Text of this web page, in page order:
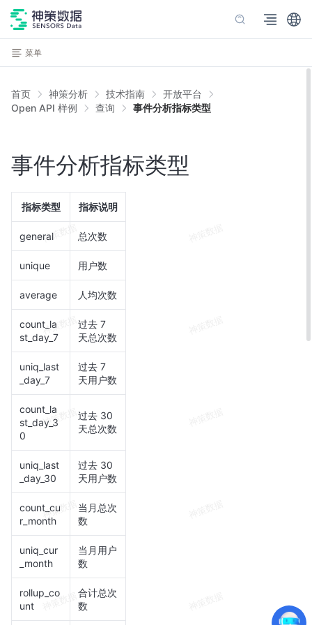
菜单
首页 神策分析 技术指南
开放平台
Open API 样例
查询 事件分析指标类型
事件分析指标类型
指标类型 指标说明
general 总次数
unique 用户数
average 人均次数
count_la
st_day_7
过去 7
天总次数
uniq_last
_day_7
过去 7
天用户数
count_la
st_day_3
0
过去 30
天总次数
uniq_last
_day_30
过去 30
天用户数
count_cu
r_month
当月总次
数
uniq_cur
_month
当月用户
数
rollup_co
unt
合计总次
数